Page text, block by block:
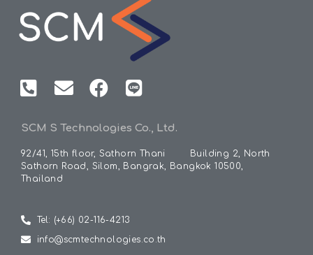
SCM S Technologies Co., Ltd.
92/41, 15th floor, Sathorn Thani Building 2, North
Sathorn Road, Silom, Bangrak, Bangkok 10500,
Thailand
Tel: (+66) 02-116-4213
info@scmtechnologies.co.th